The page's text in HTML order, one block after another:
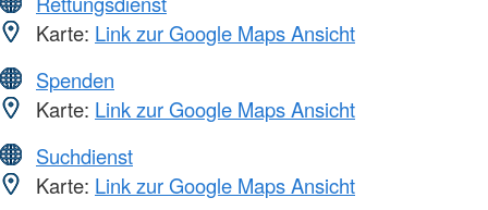
Karte: Link zur Google Maps Ansicht
Spenden
Karte: Link zur Google Maps Ansicht
Suchdienst
Karte: Link zur Google Maps Ansicht